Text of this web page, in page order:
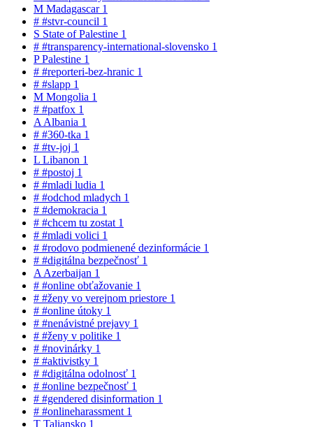
M Madagascar 1
# #stvr-council 1
S State of Palestine 1
# #transparency-international-slovensko 1
PPalestine 1
# #reporteri-bez-hranic 1
# #slapp 1
M Mongolia 1
# #patfox 1
A Albania 1
# #360-tka 1
# #tv-joj 1
L Libanon 1
# #postoj 1
# #mladi ludia 1
# #odchod mladych 1
# #demokracia 1
# #chcem tu zostat 1
# #mladi volici 1
# #rodovo podmienené dezinformácie 1
# #digitálna bezpečnosť 1
A Azerbaijan 1
# #online obťažovanie 1
# #ženy vo verejnom priestore 1
# #online útoky 1
# #nenávistné prejavy 1
# #ženy v politike 1
# #novinárky 1
# #aktivistky 1
# #digitálna odolnosť 1
# #online bezpečnosť 1
# #gendered disinformation 1
# #onlineharassment 1
T Taliansko 1